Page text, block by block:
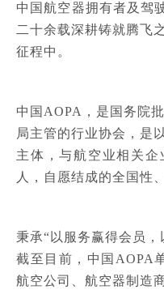
中国航空器拥有者及驾
二十余载深耕铸就腾飞
征程中。
中国AOPA，是国务院
局主管的行业协会，是
主体，与航空业相关
人，自愿结成的全国性
秉承“以服务赢得会员，
截至目前，中国AOPA
航空公司、航空器制造